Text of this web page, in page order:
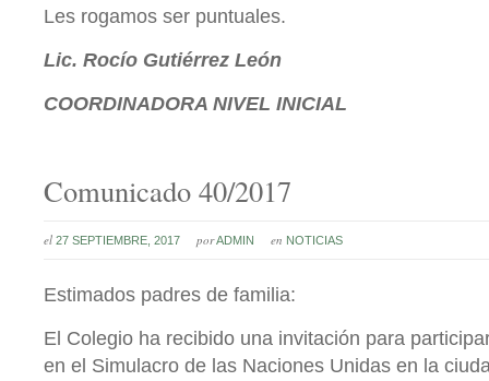
Les rogamos ser puntuales.
Lic. Rocío Gutiérrez León
COORDINADORA NIVEL INICIAL
Comunicado 40/2017
el 27 SEPTIEMBRE, 2017 porADMIN en NOTICIAS
Estimados padres de familia:
El Colegio ha recibido una invitación para
en el Simulacro de las Naciones Unidas en la